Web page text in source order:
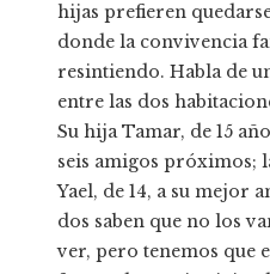
hijas prefieren
donde la convivencia
resintiendo. Habla de
entre las dos
Su hija Tamar, de 15
seis amigos próximos;
Yael, de 14, a su mejor
dos saben que no los
ver, pero tenemos que